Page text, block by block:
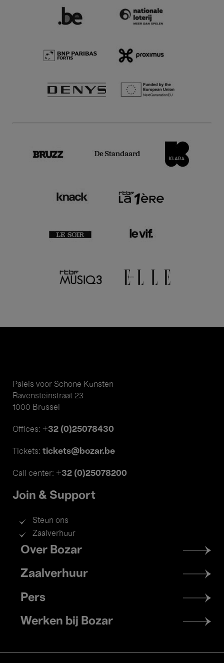
Paleis voor Schone Kunsten
Ravensteinstraat 23
1000 Brussel
Offices: +32 (0)25078430
Tickets: tickets@bozar.be
Call center: +32 (0)25078200
Join & Support
Steun ons
Zaalverhuur
Footer
menu
Over Bozar
Zaalverhuur
Pers
Werken bij Bozar